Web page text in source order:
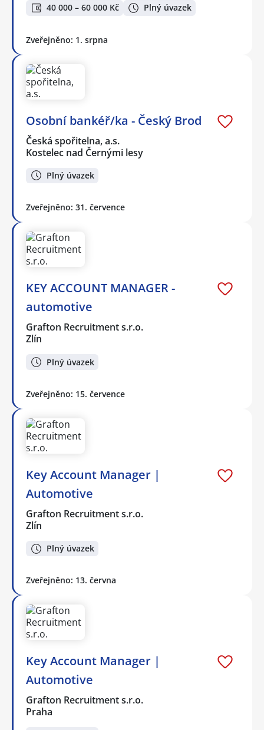
40 000 – 60 000 Kč Plný úvazek
Zveřejněno: 1. srpna
Osobní bankéř/ka - Český Brod
Česká spořitelna, a.s.
Kostelec nad Černými lesy
Plný úvazek
Zveřejněno: 31. července
KEY ACCOUNT MANAGER -
automotive
Grafton Recruitment s.r.o.
Zlín
Plný úvazek
Zveřejněno: 15. července
Key Account Manager |
Automotive
Grafton Recruitment s.r.o.
Zlín
Plný úvazek
Zveřejněno: 13. června
Key Account Manager |
Automotive
Grafton Recruitment s.r.o.
Praha